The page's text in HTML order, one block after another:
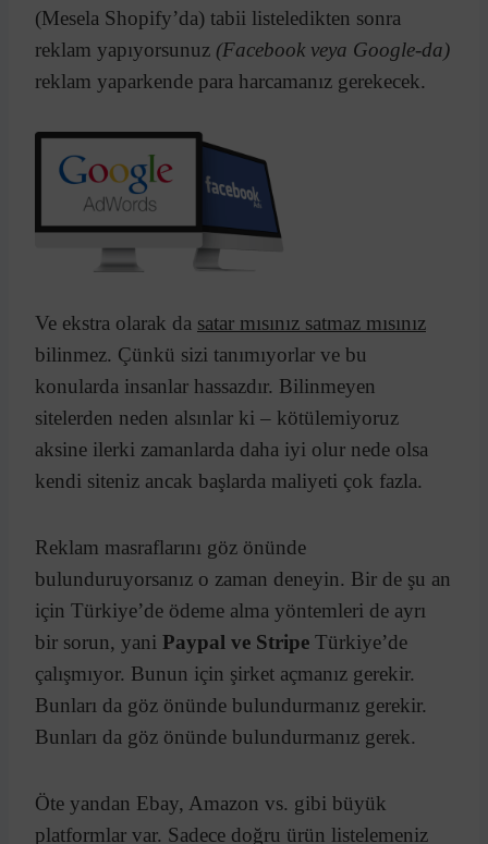
(Mesela Shopify’da) tabii listeledikten sonra
reklam yapıyorsunuz (Facebook veya Google-da)
reklam yaparkende para harcamanız gerekecek.
Ve ekstra olarak da satar mısınız satmaz mısınız
bilinmez. Çünkü sizi tanımıyorlar ve bu
konularda insanlar hassazdır. Bilinmeyen
sitelerden neden alsınlar ki – kötülemiyoruz
aksine ilerki zamanlarda daha iyi olur nede olsa
kendi siteniz ancak başlarda maliyeti çok fazla.
Reklam masraflarını göz önünde
bulunduruyorsanız o zaman deneyin. Bir de şu an
için Türkiye’de ödeme alma yöntemleri de ayrı
bir sorun, yani Paypal ve Stripe Türkiye’de
çalışmıyor. Bunun için şirket açmanız gerekir.
Bunları da göz önünde bulundurmanız gerekir.
Bunları da göz önünde bulundurmanız gerek.
Öte yandan Ebay, Amazon vs. gibi büyük
platformlar var. Sadece doğru ürün listelemeniz